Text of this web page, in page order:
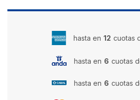
hasta en 12 cuotas
hasta en 6 cuotas
hasta en 6 cuotas